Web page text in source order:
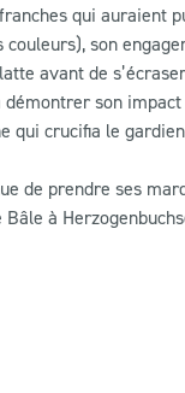
qui auraient
son
avant de
son
qui crucifia le
de prendre ses
à